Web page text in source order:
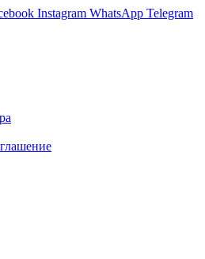
Instagram WhatsApp Telegram